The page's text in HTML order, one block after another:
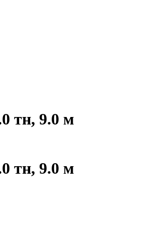
тн, 9.0 м
тн, 9.0 м